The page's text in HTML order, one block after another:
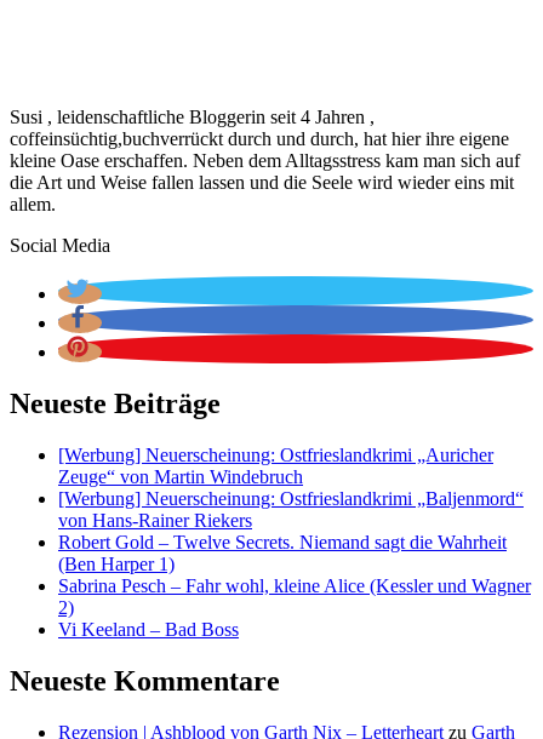
Susi , leidenschaftliche Bloggerin seit 4 Jahren ,
coffeinsüchtig,buchverrückt durch und durch, hat hier ihre eigene
kleine Oase erschaffen. Neben dem Alltagsstress kam man sich auf
die Art und Weise fallen lassen und die Seele wird wieder eins mit
allem.
Social Media
Neueste Beiträge
[Werbung] Neuerscheinung: Ostfrieslandkrimi „Auricher
Zeuge“ von Martin Windebruch
[Werbung] Neuerscheinung: Ostfrieslandkrimi „Baljenmord“
von Hans-Rainer Riekers
Robert Gold – Twelve Secrets. Niemand sagt die Wahrheit
(Ben Harper 1)
Sabrina Pesch – Fahr wohl, kleine Alice (Kessler und Wagner
2)
Vi Keeland – Bad Boss
Neueste Kommentare
Rezension | Ashblood von Garth Nix – Letterheart zu Garth